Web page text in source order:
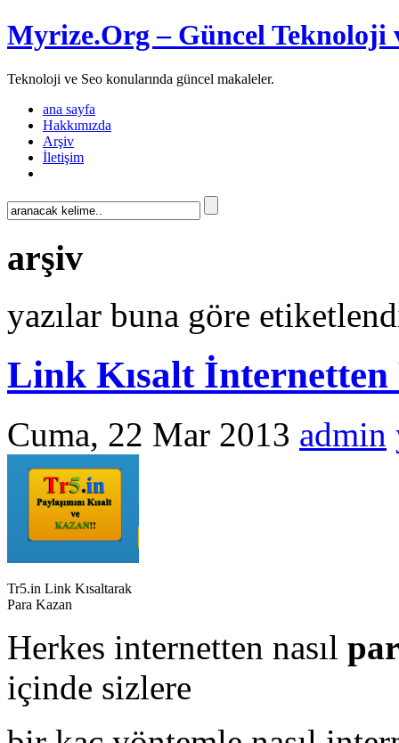
Myrize.Org – Güncel Teknoloji
Teknoloji ve Seo konularında güncel makaleler.
ana sayfa
Hakkımızda
Arşiv
İletişim
arşiv
yazılar buna göre
Link Kısalt
Cuma, 22 Mar 2013 admin
Tr5.in Link Kısaltarak
Para Kazan
Herkes internetten nasıl
içinde sizlere